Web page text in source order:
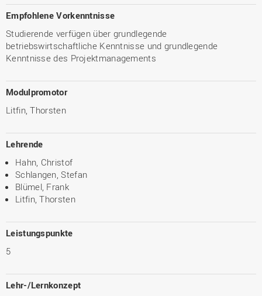
Empfohlene Vorkenntnisse
Studierende verfügen über grundlegende
betriebswirtschaftliche Kenntnisse und grundlegende
Kenntnisse des Projektmanagements
Modulpromotor
Litfin, Thorsten
Lehrende
Hahn, Christof
Schlangen, Stefan
Blümel, Frank
Litfin, Thorsten
Leistungspunkte
5
Lehr-/Lernkonzept